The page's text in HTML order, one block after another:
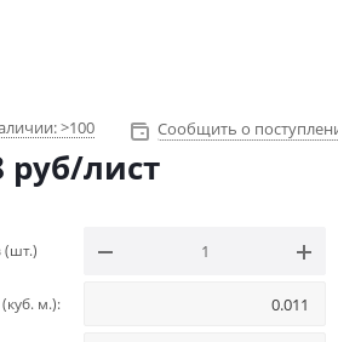
>100 Сообщить о
руб/лист
(шт.)
м.):